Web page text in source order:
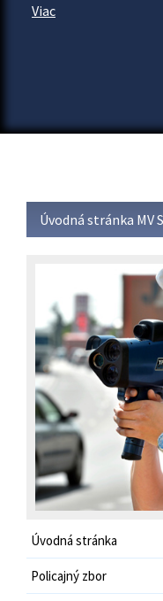
Viac
Úvodná stránka MV
Úvodná stránka
Policajný zbor